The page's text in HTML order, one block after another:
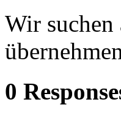
Wir
0